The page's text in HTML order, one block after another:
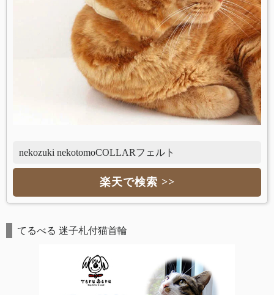
nekozuki nekotomoCOLLARフェルト
楽天で検索 >>
てるべる 迷子札付猫首輪